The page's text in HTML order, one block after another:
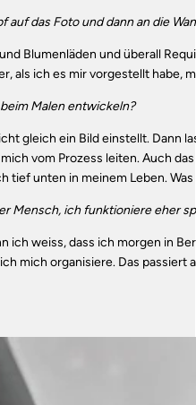
auf das Foto und dann an die
Blumenläden und überall
als ­ich es mir vorgestellt habe,
Malen entwickeln?
gleich ein Bild einstellt.
vom Prozess leiten. Auch
tief unten in meinem Leben.
Mensch, ich funktioniere eher
ich weiss, dass ich morgen in
mich organisiere. Das passiert